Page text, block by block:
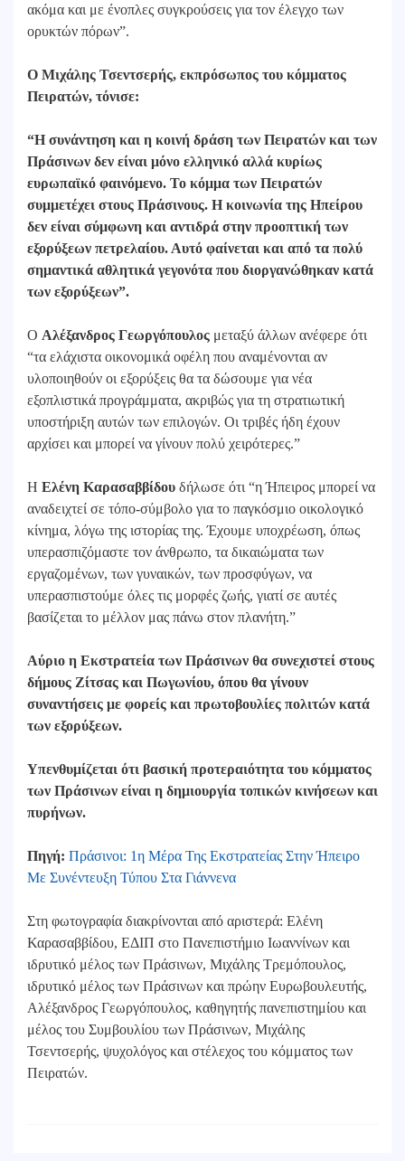
ακόμα και με ένοπλες συγκρούσεις για τον έλεγχο των
ορυκτών πόρων”.
Ο Μιχάλης Τσεντσερής, εκπρόσωπος του κόμματος
Πειρατών, τόνισε:
“Η συνάντηση και η κοινή δράση των Πειρατών και των
Πράσινων δεν είναι μόνο ελληνικό αλλά κυρίως
ευρωπαϊκό φαινόμενο. Το κόμμα των Πειρατών
συμμετέχει στους Πράσινους. Η κοινωνία της Ηπείρου
δεν είναι σύμφωνη και αντιδρά στην προοπτική των
εξορύξεων πετρελαίου. Αυτό φαίνεται και από τα πολύ
σημαντικά αθλητικά γεγονότα που διοργανώθηκαν κατά
των εξορύξεων”.
Ο Αλέξανδρος Γεωργόπουλος μεταξύ άλλων ανέφερε ότι
“τα ελάχιστα οικονομικά οφέλη που αναμένονται αν
υλοποιηθούν οι εξορύξεις θα τα δώσουμε για νέα
εξοπλιστικά προγράμματα, ακριβώς για τη στρατιωτική
υποστήριξη αυτών των επιλογών. Οι τριβές ήδη έχουν
αρχίσει και μπορεί να γίνουν πολύ χειρότερες.”
Η Ελένη Καρασαββίδου δήλωσε ότι “η Ήπειρος μπορεί να
αναδειχτεί σε τόπο-σύμβολο για το παγκόσμιο οικολογικό
κίνημα, λόγω της ιστορίας της. Έχουμε υποχρέωση, όπως
υπερασπιζόμαστε τον άνθρωπο, τα δικαιώματα των
εργαζομένων, των γυναικών, των προσφύγων, να
υπερασπιστούμε όλες τις μορφές ζωής, γιατί σε αυτές
βασίζεται το μέλλον μας πάνω στον πλανήτη.”
Αύριο η Εκστρατεία των Πράσινων θα συνεχιστεί στους
δήμους Ζίτσας και Πωγωνίου, όπου θα γίνουν
συναντήσεις με φορείς και πρωτοβουλίες πολιτών κατά
των εξορύξεων.
Υπενθυμίζεται ότι βασική προτεραιότητα του κόμματος
των Πράσινων είναι η δημιουργία τοπικών κινήσεων και
πυρήνων.
Πηγή: Πράσινοι: 1η Μέρα Της Εκστρατείας Στην Ήπειρο
Με Συνέντευξη Τύπου Στα Γιάννενα
Στη φωτογραφία διακρίνονται από αριστερά: Ελένη
Καρασαββίδου, ΕΔΙΠ στο Πανεπιστήμιο Ιωαννίνων και
ιδρυτικό μέλος των Πράσινων, Μιχάλης Τρεμόπουλος,
ιδρυτικό μέλος των Πράσινων και πρώην Ευρωβουλευτής,
Αλέξανδρος Γεωργόπουλος, καθηγητής πανεπιστημίου και
μέλος του Συμβουλίου των Πράσινων, Μιχάλης
Τσεντσερής, ψυχολόγος και στέλεχος του κόμματος των
Πειρατών.